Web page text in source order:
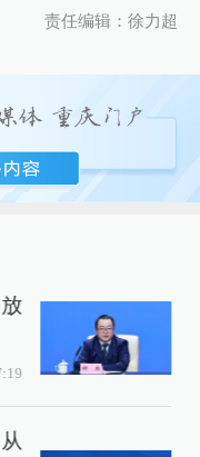
责任编辑：徐力超